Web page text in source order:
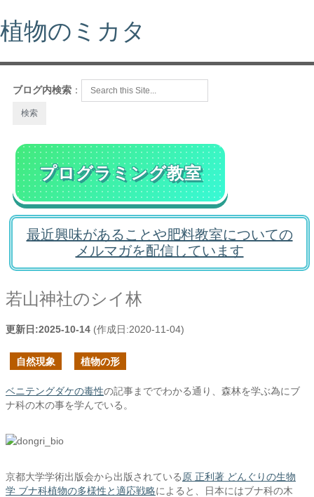
植物のミカタ
ブログ内検索 ：
プログラミング教室
最近興味があることや肥料教室についての
メルマガを配信しています
若山神社のシイ林
更新日:2025-10-14 (作成日:2020-11-04)
自然現象 植物の形
ベニテングダケの毒性の記事まででわかる通り、森林を学ぶ為にブ
ナ科の木の事を学んでいる。
京都大学学術出版会から出版されている 原 正利著 どんぐりの生物
学 ブナ科植物の多様性と適応戦略によると、日本にはブナ科の木